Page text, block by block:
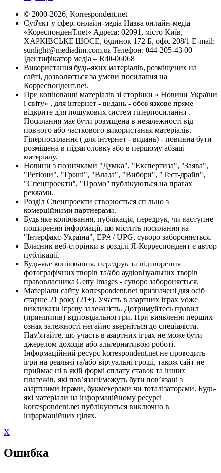
© 2000-2026, Korrespondent.net
Суб'єкт у сфері онлайн-медіа Назва онлайн-медіа –
«КореспонденТ.net» Адреса: 02091, місто Київ,
ХАРКІВСЬКЕ ШОСЕ, будинок 172-Б, офіс 208/1 E-mail:
sunlight@mediadim.com.ua Телефон: 044-205-43-00
Ідентифікатор медіа – R40-06068
Використання будь-яких матеріалів, розміщених на
сайті, дозволяється за умови посилання на
Корреспондент.net.
При копіюванні матеріалів зі сторінки « Новини України
і світу» , для інтернет - видань - обов'язкове пряме
відкрите для пошукових систем гіперпосилання .
Посилання має бути розміщена в незалежності від
повного або часткового використання матеріалів.
Гіперпосилання ( для інтернет - видань) - повинна бути
розміщена в підзаголовку або в першому абзаці
матеріалу.
Новини з позначками "Думка", "Експертиза", "Заява",
"Регіони", "Гроші", "Влада", "Вибори", "Тест-драйв",
"Спецпроекти", "Промо" публікуються на правах
реклами.
Розділ Спецпроекти створюється спільно з
комерційними партнерами.
Будь яке копіювання, публікація, передрук, чи наступне
поширення інформації, що містить посилання на
"Інтерфакс-Україна", EPA / UPG, суворо забороняється.
Власник веб-сторінки в розділі Я-Корреспондент є автор
публікації.
Будь-яке копіювання, передрук та відтворення
фотографічних творів та/або аудіовізуальних творів
правовласника Getty Images - суворо забороняється.
Матеріали сайту korrespondent.net призначені для осіб
старше 21 року (21+). Участь в азартних іграх може
викликати ігрову залежність. Дотримуйтесь правил
(принципів) відповідальної гри. При виявленні перших
ознак залежності негайно зверніться до спеціаліста.
Пам'ятайте, що участь в азартних іграх не може бути
джерелом доходів або альтернативою роботі.
Інформаційний ресурс korrespondent.net не проводить
ігри на реальні та/або віртуальні гроші, також сайт не
приймає ні в якій формі оплату ставок та інших
платежів, які пов’язані/можуть бути пов’язані з
азартними іграми, букмекерами чи тоталізаторами. Будь-
які матеріали на інформаційному ресурсі
korrespondent.net публікуються виключно в
інформаційних цілях.
X
Ошибка